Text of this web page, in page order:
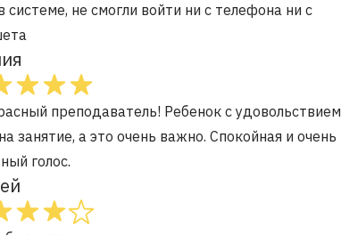
системе, не смогли войти ни с телефона ни с
преподаватель! Ребенок с удовольствием
занятие, а это очень важно. Спокойная и очень
голос.